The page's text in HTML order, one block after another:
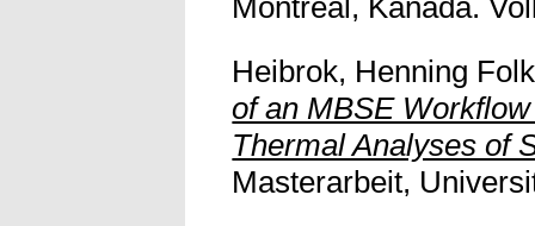
Montreal, Kanada.
Heibrok, Henning
of an MBSE
Thermal Analyses of
Masterarbeit,